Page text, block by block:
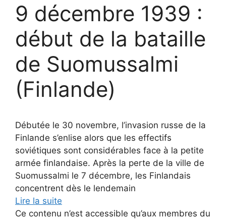
9 décembre 1939 :
début de la bataille
de Suomussalmi
(Finlande)
Débutée le 30 novembre, l’invasion russe de la
Finlande s’enlise alors que les effectifs
soviétiques sont considérables face à la petite
armée finlandaise. Après la perte de la ville de
Suomussalmi le 7 décembre, les Finlandais
concentrent dès le lendemain
Lire la suite
Ce contenu n’est accessible qu’aux membres du